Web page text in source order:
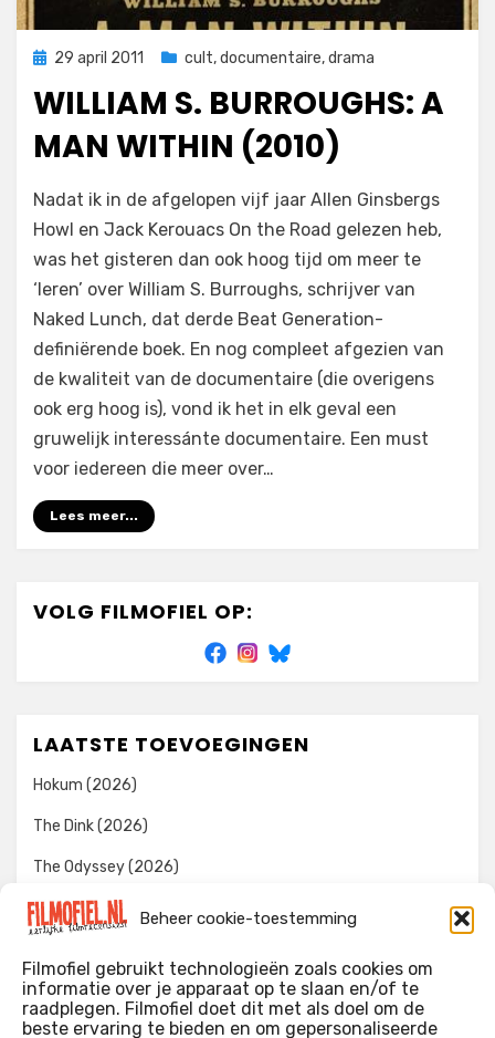
Beheer cookie-toestemming
Filmofiel gebruikt technologieën zoals cookies om
informatie over je apparaat op te slaan en/of te
raadplegen. Filmofiel doet dit met als doel om de
beste ervaring te bieden en om gepersonaliseerde
Geplaatst
29 april 2011 cult,documentaire,drama
WILLIAM S. BURROUGHS: A
MAN WITHIN (2010)
door Filmofiel.nl
Laat een reactie achter
William
S.
Burroughs:
A
Man
(2010)
Nadat ik in de afgelopen vijf jaar Allen Ginsbergs
Howl en Jack Kerouacs On the Road gelezen heb,
was het gisteren dan ook hoog tijd om meer te
‘leren’ over William S. Burroughs, schrijver van
Naked Lunch, dat derde Beat Generation-
definiërende boek. En nog compleet afgezien van
de kwaliteit van de documentaire (die overigens
ook erg hoog is), vond ik het in elk geval een
gruwelijk interessánte documentaire. Een must
voor iedereen die meer over…
Lees meer...
VOLG FILMOFIEL OP:
LAATSTE TOEVOEGINGEN
Hokum (2026)
The Dink (2026)
The Odyssey (2026)
Evil Dead Burn (2026)